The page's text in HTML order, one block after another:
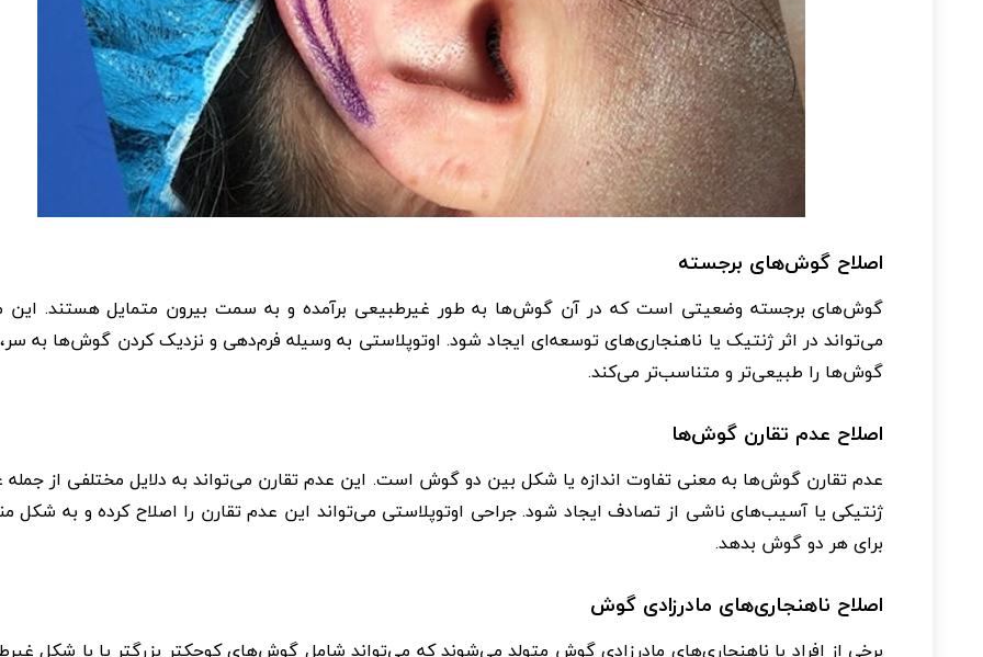
اصلاح گوش‌های برجسته
گوش‌های برجسته وضعیتی است که در آن گوش‌ها به طور غیرطبیعی برآمده و به سمت بیرون متمایل هستند.
می‌تواند در اثر ژنتیک یا ناهنجاری‌های توسعه‌ای ایجاد شود. اوتوپلاستی به وسیله فرم‌دهی و نزدیک کردن گوش‌ها به
گوش‌ها را طبیعی‌تر و متناسب‌تر می‌کند.
اصلاح عدم تقارن گوش‌ها
عدم تقارن گوش‌ها به معنی تفاوت اندازه یا شکل بين دو گوش است. این عدم تقارن می‌تواند به دلایل مختلفی از جمله
ژنتیکی یا آسیب‌های ناشی از تصادف ایجاد شود. جراحی اوتوپلاستی می‌تواند این عدم تقارن را اصلاح کرده و به شکل
برای هر دو گوش بدهد.
اصلاح ناهنجاری‌های مادرزادی گوش
برخی از افراد با ناهنجاری‌های مادرزادی گوش متولد می‌شوند که می‌تواند شامل گوش‌های کوچکتر بزرگتر یا با شکل